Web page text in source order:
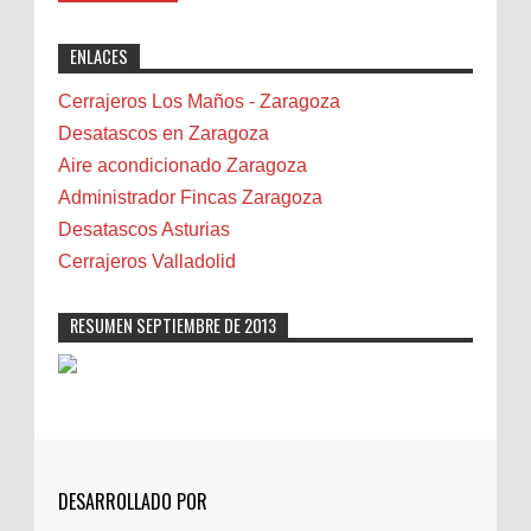
"Great post! Resources like this are
professional solutions. Highly recommended!"
Bicicletas
Bilbao
Biota
Camareta
Cáncer
Carmela Sauras
Carnavales
Castellón
Cerrajeros
Cocinas
ENLACES
Cerrajeros Los Maños - Zaragoza
Desatascos en Zaragoza
Aire acondicionado Zaragoza
Administrador Fincas Zaragoza
Desatascos Asturias
Cerrajeros Valladolid
RESUMEN SEPTIEMBRE DE 2013
DESARROLLADO POR